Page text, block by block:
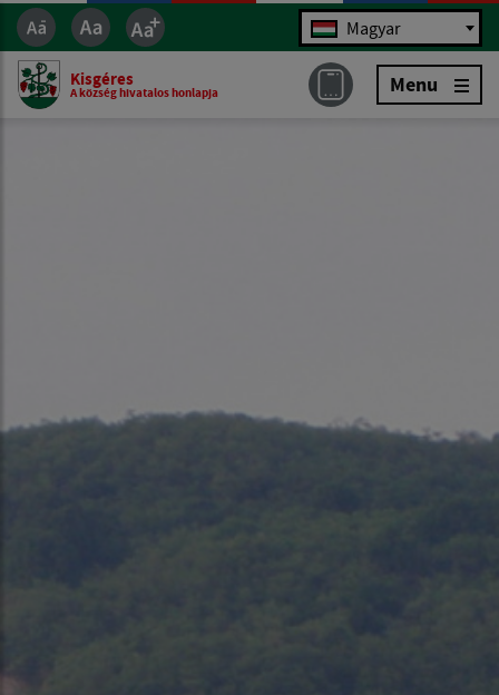
Jazyk Magyar
Kisgéres
A község hivatalos honlapja Menu